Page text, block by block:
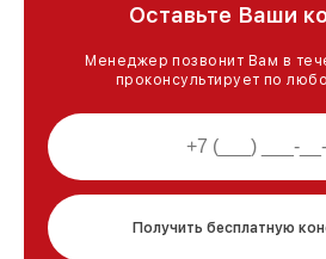
Оставьте Ваши
Менеджер позвонит Вам в
проконсультирует по
Получить бесплатную